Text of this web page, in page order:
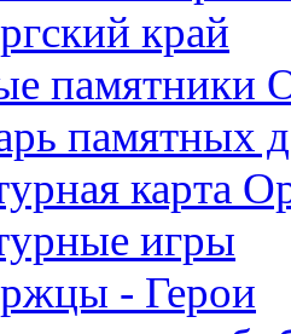
край
памятники
памятных
карта
игры
- Герои